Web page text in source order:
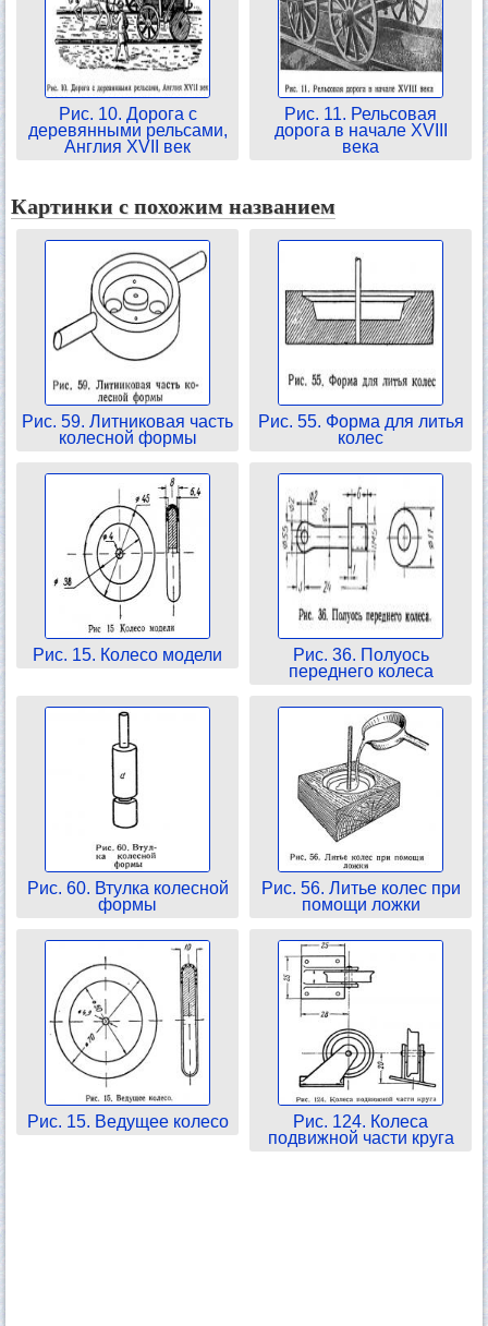
Рис. 10. Дорога с
деревянными рельсами,
Англия XVII век
Рис. 11. Рельсовая
дорога в начале XVIII
века
Картинки с похожим названием
Рис. 59. Литниковая часть
колесной формы
Рис. 55. Форма для литья
колес
Рис. 15. Колесо модели
Рис. 36. Полуось
переднего колеса
Рис. 60. Втулка колесной
формы
Рис. 56. Литье колес при
помощи ложки
Рис. 15. Ведущее колесо
Рис. 124. Колеса
подвижной части круга